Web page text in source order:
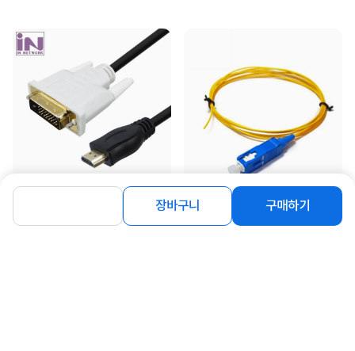
장바구니 구매하기
[인네트워크] HDMI 2.0 to DVI-D 듀얼
[인네트워크] 인네트워크 국산 SC-PC,
싱글 광피그테일 1.5M [IN-SC-SM-1C-